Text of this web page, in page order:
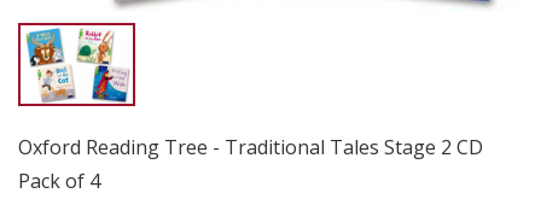
Oxford Reading Tree - Traditional Tales Stage 2 CD
Pack of 4